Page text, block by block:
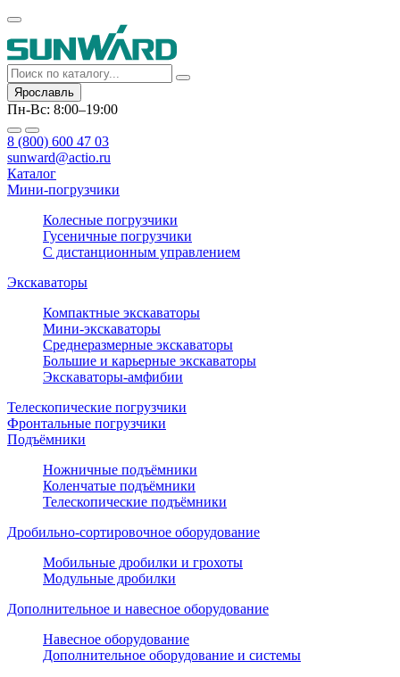
Ярославль
Пн-Вс: 8:00–19:00
8 (800) 600 47 03
sunward@actio.ru
Каталог
Мини-погрузчики
Колесные погрузчики
Гусеничные погрузчики
С дистанционным управлением
Экскаваторы
Компактные экскаваторы
Мини-экскаваторы
Среднеразмерные экскаваторы
Большие и карьерные экскаваторы
Экскаваторы-амфибии
Телескопические погрузчики
Фронтальные погрузчики
Подъёмники
Ножничные подъёмники
Коленчатые подъёмники
Телескопические подъёмники
Дробильно-сортировочное оборудование
Мобильные дробилки и грохоты
Модульные дробилки
Дополнительное и навесное оборудование
Навесное оборудование
Дополнительное оборудование и системы